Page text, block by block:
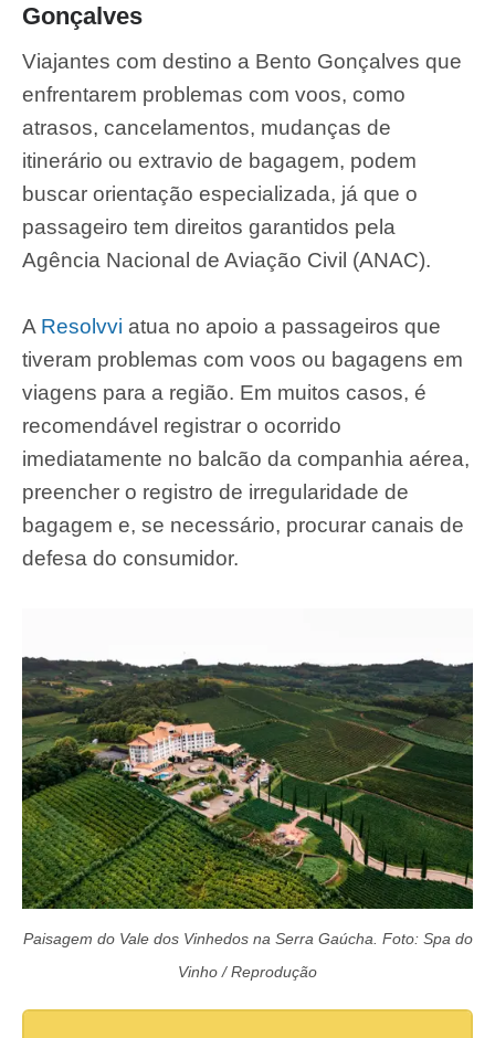
Gonçalves
Viajantes com destino a Bento Gonçalves que
enfrentarem problemas com voos, como
atrasos, cancelamentos, mudanças de
itinerário ou extravio de bagagem, podem
buscar orientação especializada, já que o
passageiro tem direitos garantidos pela
Agência Nacional de Aviação Civil (ANAC).
A Resolvvi atua no apoio a passageiros que
tiveram problemas com voos ou bagagens em
viagens para a região. Em muitos casos, é
recomendável registrar o ocorrido
imediatamente no balcão da companhia aérea,
preencher o registro de irregularidade de
bagagem e, se necessário, procurar canais de
defesa do consumidor.
Paisagem do Vale dos Vinhedos na Serra Gaúcha. Foto: Spa do
Vinho / Reprodução